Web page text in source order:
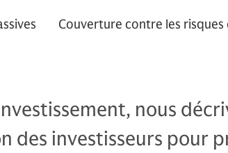
Couverture contre les risques
nous
des investisseurs pour